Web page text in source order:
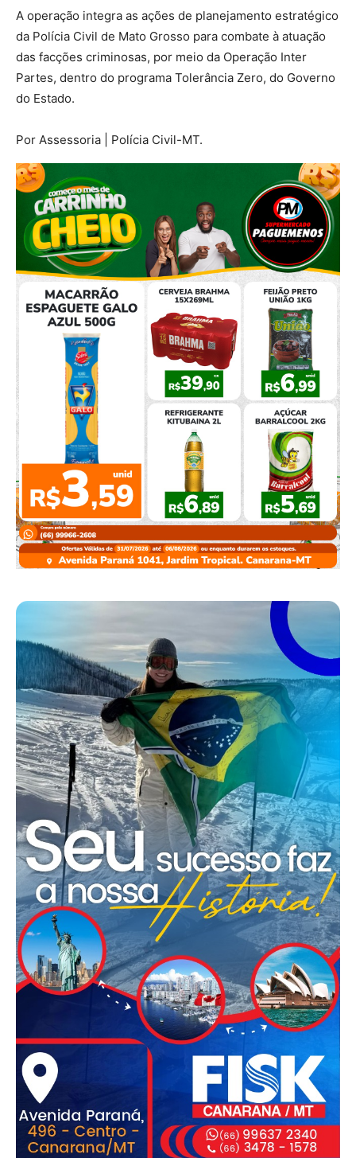
A operação integra as ações de planejamento estratégico
da Polícia Civil de Mato Grosso para combate à atuação
das facções criminosas, por meio da Operação Inter
Partes, dentro do programa Tolerância Zero, do Governo
do Estado.
Por Assessoria | Polícia Civil-MT.